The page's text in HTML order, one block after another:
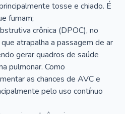
tosse e chiado. É
fumam;
crônica (DPOC), no
atrapalha a passagem de ar
gerar quadros de saúde
pulmonar. Como
as chances de AVC e
pelo uso contínuo